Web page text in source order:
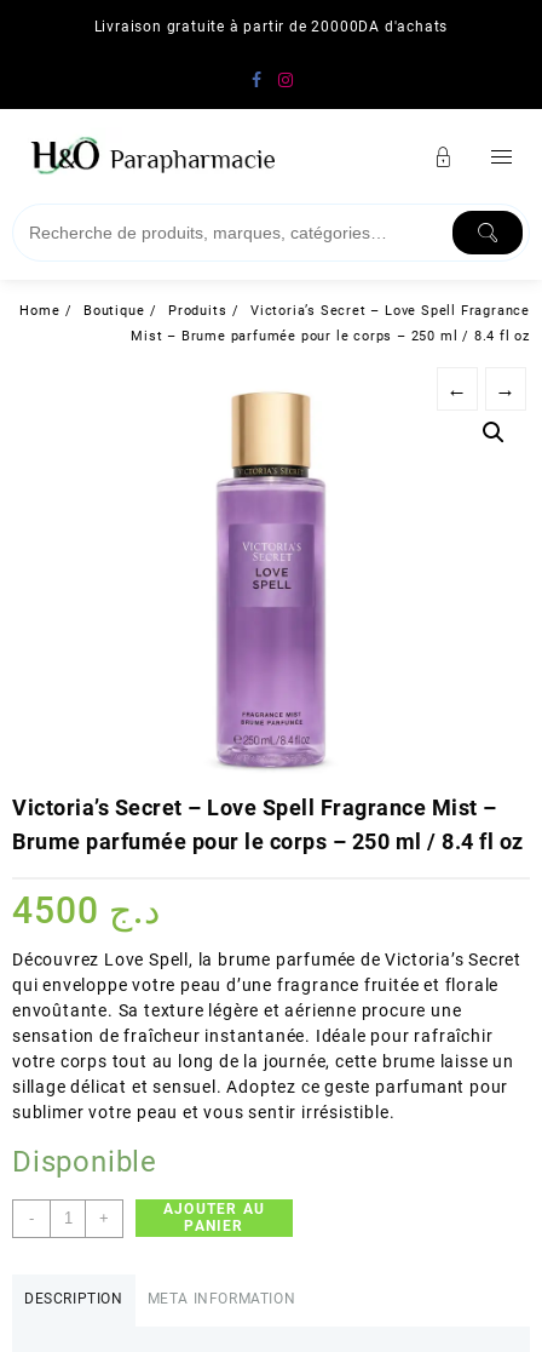
Livraison gratuite à partir de 20000DA d'achats
Home Boutique Produits
Victoria’s Secret – Love Spell Fragrance
Mist – Brume parfumée pour le corps – 250 ml / 8.4 fl oz
← →
Victoria’s Secret – Love Spell Fragrance Mist –
Brume parfumée pour le corps – 250 ml / 8.4 fl oz
د.ج
Découvrez Love Spell, la brume parfumée de Victoria’s Secret
qui enveloppe votre peau d’une fragrance fruitée et florale
envoûtante. Sa texture légère et aérienne procure une
sensation de fraîcheur instantanée. Idéale pour rafraîchir
votre corps tout au long de la journée, cette brume laisse un
sillage délicat et sensuel. Adoptez ce geste parfumant pour
sublimer votre peau et vous sentir irrésistible.
Disponible
-
quantité
de
+
AJOUTER AU
PANIER
DESCRIPTION META INFORMATION